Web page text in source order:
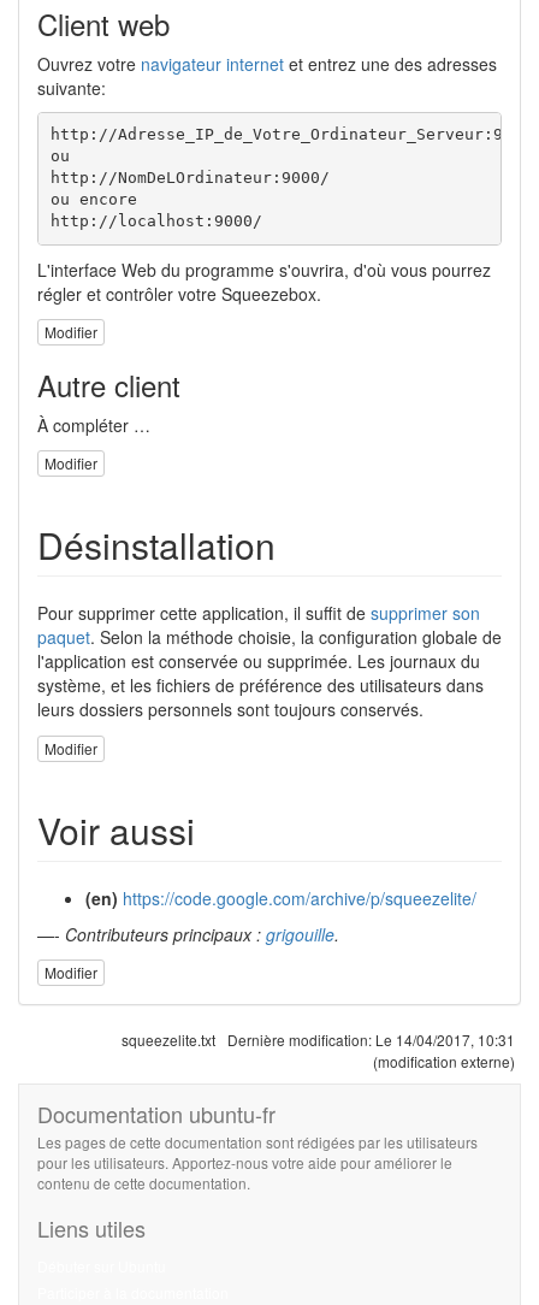
Client web
Ouvrez votre navigateur internet et entrez une des adresses
suivante:
http://
ou
http://NomDeLOrdinateur:9000/
ou encore
http://localhost:9000/
L'interface Web du programme s'ouvrira, d'où vous pourrez
régler et contrôler votre Squeezebox.
Modifier
Autre client
À compléter …
Modifier
Désinstallation
Pour supprimer cette application, il suffit de supprimer son
paquet. Selon la méthode choisie, la configuration globale de
l'application est conservée ou supprimée. Les journaux du
système, et les fichiers de préférence des utilisateurs dans
leurs dossiers personnels sont toujours conservés.
Modifier
Voir aussi
(en) https://code.google.com/archive/p/squeezelite/
—- Contributeurs principaux : grigouille.
Modifier
squeezelite.txt Dernière modification: Le 14/04/2017, 10:31
(modification externe)
Documentation ubuntu-fr
Les pages de cette documentation sont rédigées par les utilisateurs
pour les utilisateurs. Apportez-nous votre aide pour améliorer le
contenu de cette documentation.
Liens utiles